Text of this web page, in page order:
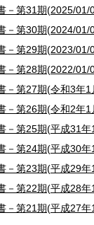
案内
－第31期(2025/01/
－第30期(2024/01/
－第29期(2023/01/
－第28期(2022/01/
－第27期(令和3年
－第26期(令和2年
－第25期(平成31
－第24期(平成30
－第23期(平成29
－第22期(平成28
－第21期(平成27